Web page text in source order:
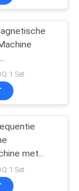
Set
met
en
Set